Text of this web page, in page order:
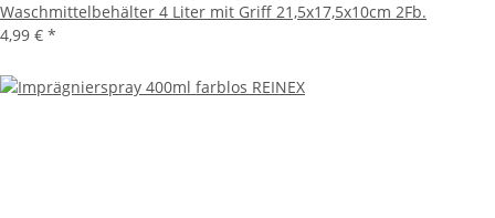
Waschmittelbehälter 4 Liter mit Griff 21,5x17,5x10cm 2Fb.
4,99 € *